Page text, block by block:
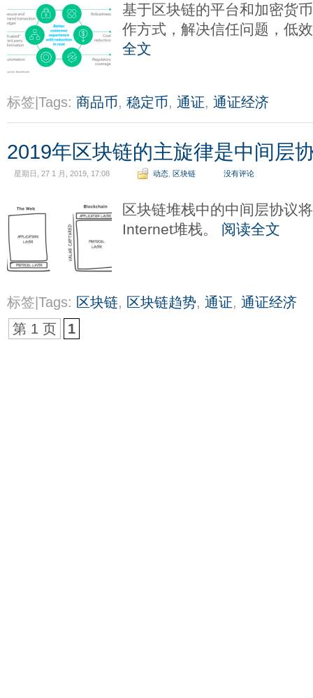
基于区块链的平台和加密货
作方式，解决信任问题，低
全文
标签|Tags: 商品币, 稳定币, 通证, 通证经济
2019年区块链的主旋律是中间层
星期日, 27 1 月, 2019, 17:08 动态 区块链 没有评论
区块链堆栈中的中间层协议
Internet堆栈。 阅读全文
标签|Tags: 区块链, 区块链趋势, 通证, 通证经济
第 1 页
1